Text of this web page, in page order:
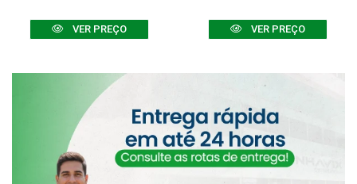
VER PREÇO VER PREÇO